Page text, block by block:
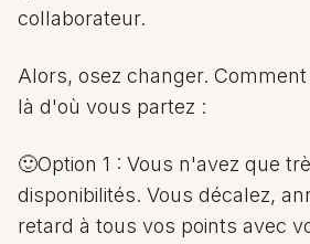
collaborateur.
Alors, osez changer.
là d'où vous partez :
🙂Option 1 : Vous n'avez que
disponibilités. Vous décalez,
retard à tous vos points avec